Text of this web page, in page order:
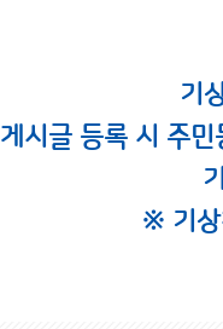
기
게시글 등록 시 주
※ 기상